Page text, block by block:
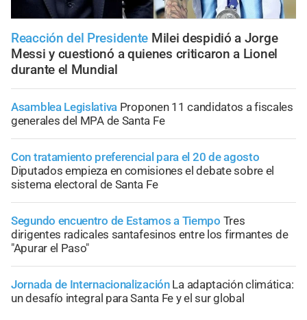
Reacción del Presidente Milei despidió a Jorge
Messi y cuestionó a quienes criticaron a Lionel
durante el Mundial
Asamblea Legislativa Proponen 11 candidatos a fiscales
generales del MPA de Santa Fe
Con tratamiento preferencial para el 20 de agosto
Diputados empieza en comisiones el debate sobre el
sistema electoral de Santa Fe
Segundo encuentro de Estamos a Tiempo Tres
dirigentes radicales santafesinos entre los firmantes de
"Apurar el Paso"
Jornada de Internacionalización La adaptación climática:
un desafío integral para Santa Fe y el sur global